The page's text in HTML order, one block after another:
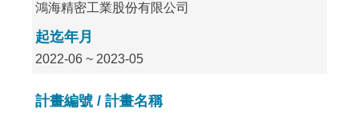
鴻海精密工業股份有限公司
起迄年月
2022-06 ~ 2023-05
計畫編號 / 計畫名稱